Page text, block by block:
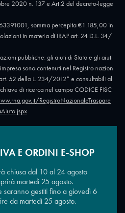
2020 n. 137 e Art.2 del decreto-legge
somma percepita €1.185,00 in
in materia di IRAP art. 24 D.L. 34/
pubbliche: gli aiuti di Stato e gli aiuti
sono contenuti nel Registro nazion
52 della L. 234/2012” e consultabili al
di ricerca nel campo CODICE FISC
RegistroNazionaleTraspare
Enrico Sali Conti e C. snc - Partita IVA
E ORDINI E-SHOP
chiusa dal 10 al 24 agosto
martedì 25 agosto.
gestiti fino a giovedì 6
da martedì 25 agosto.